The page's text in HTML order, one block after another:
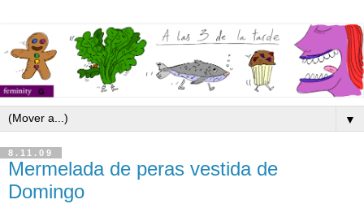
▼
8.11.09
Mermelada de peras vestida de
Domingo